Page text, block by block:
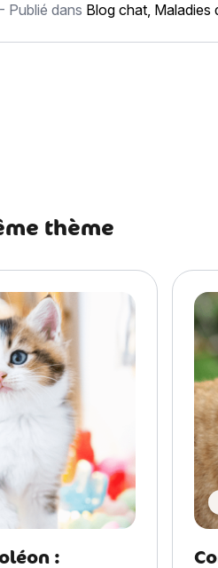
- Publié dans Blog chat, Maladies
l’intérieur quand il fait froid
thème
: